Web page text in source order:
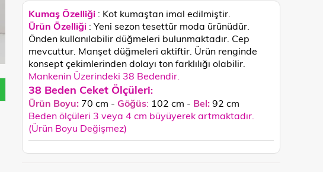
Kumaş Özelliği : Kot kumaştan imal edilmiştir.
Ürün Özelliği : Yeni sezon tesettür moda ürünüdür.
Önden kullanılabilir düğmeleri bulunmaktadır. Cep
mevcuttur. Manşet düğmeleri aktiftir. Ürün renginde
konsept çekimlerinden dolayı ton farklılığı olabilir.
Mankenin Üzerindeki 38 Bedendir.
38 Beden Ceket Ölçüleri:
Ürün Boyu: 70 cm - Göğüs: 102 cm - Bel:92 cm
Beden ölçüleri 3 veya 4 cm büyüyerek artmaktadır.
(Ürün Boyu Değişmez)